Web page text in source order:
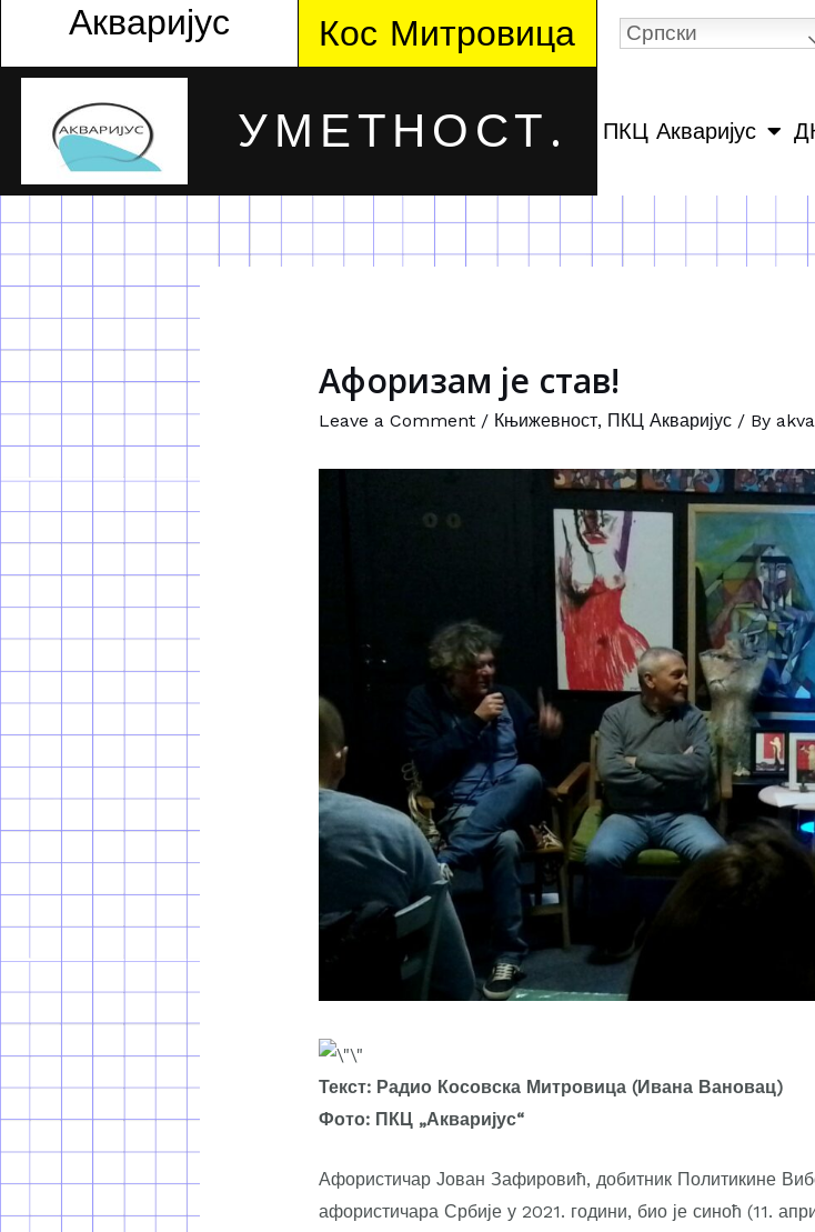
Акваријус Кос Митровица Српски
УМЕТНОСТ. ПКЦ Акваријус
Афоризам је став!
Leave a Comment / Књижевност, ПКЦ Акваријус/ By
Текст: Радио Косовска Митровица (Ивана Вановац)
Фото: ПКЦ „Акваријус“
Афористичар Јован Зафировић, добитник Политикине
афористичара Србије у 2021. години, био је синоћ (11.